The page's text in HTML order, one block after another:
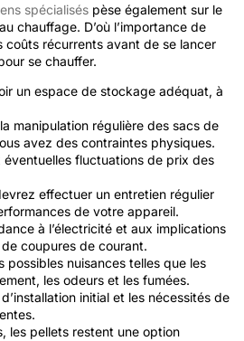
spécialisés pèse également sur le
chauffage. D’où l’importance de
coûts récurrents avant de se lancer
se chauffer.
un espace de stockage adéquat, à
manipulation régulière des sacs de
avez des contraintes physiques.
éventuelles fluctuations de prix des
effectuer un entretien régulier
de votre appareil.
à l’électricité et aux implications
coupures de courant.
possibles nuisances telles que les
les odeurs et les fumées.
initial et les nécessités de
les pellets restent une option